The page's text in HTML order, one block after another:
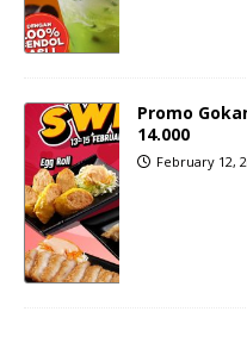
Promo
14.000
February 12,